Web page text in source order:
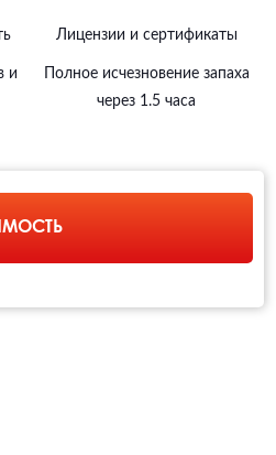
Лицензии и сертификаты
и
Полное исчезновение запаха
через 1.5 часа